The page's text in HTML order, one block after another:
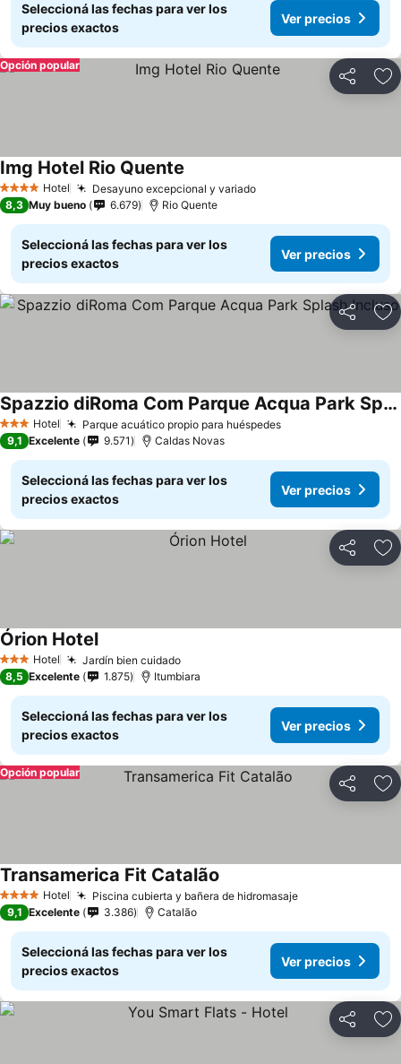
Seleccioná las fechas para ver los
precios exactos
Ver precios
Compartir
Opción popular
4 EstrellasHotel Desayuno excepcional y variadoVer precios
Img Hotel Rio Quente
8,3 Muy bueno 6.679 Rio Quente
Seleccioná las fechas para ver los
precios exactos
Ver precios
Compartir
3 Estrellas
Hotel Parque acuático propio para huéspedesVer precios
Spazzio diRoma Com Parque Acqua Park Splash Incluso
Ver precios
9,1 Excelente 9.571 Caldas Novas
Seleccioná las fechas para ver los
precios exactos
Ver precios
Compartir
3 Estrellas
Hotel Jardín bien cuidadoVer precios
Órion HotelVer precios
8,5 Excelente 1.875 Itumbiara
Seleccioná las fechas para ver los
precios exactos
Ver precios
Compartir
Opción popular
4 EstrellasHotel Piscina cubierta y bañera de hidromasajeVer precios
Transamerica Fit Catalão
9,1 Excelente 3.386 Catalão
Seleccioná las fechas para ver los
precios exactos
Ver precios
Compartir